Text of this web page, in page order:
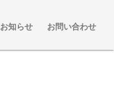
お知らせ お問い合わせ